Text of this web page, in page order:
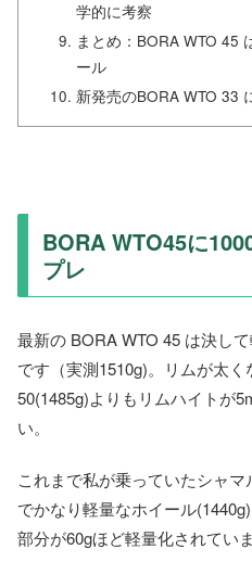
学的に考察
まとめ：BORA WTO 45
ール
新発売のBORA WTO 33
BORA WTO45に
プレ
最新の BORA WTO 45 は決し
です（実測1510g)。リムが太
50(1485g)よりもリムハイトが
い。
これまで私が乗っていたシャ
でかなり軽量なホイール
部分が60gほど軽量化されていま